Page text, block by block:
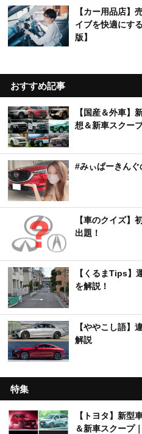
【カー用品店】
イブを快適にす
版】
おすすめ記事
【国産＆外車】
想＆新車スクー
#みぃぱーきんぐ
【車のクイズ】
出題！
【くるまTips】
を解説！
【ややこし語】
解説
特集
【トヨタ】新型
＆新車スクープ